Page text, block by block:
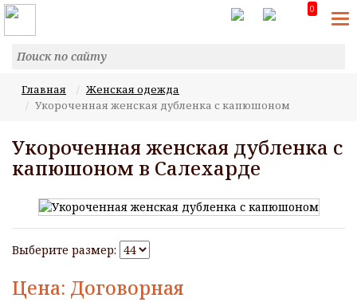
0
Главная
Женская одежда
Укороченная женская дубленка с капюшоном
Укороченная женская дубленка с
капюшоном в Салехарде
Выберите размер:
Цена: Договорная